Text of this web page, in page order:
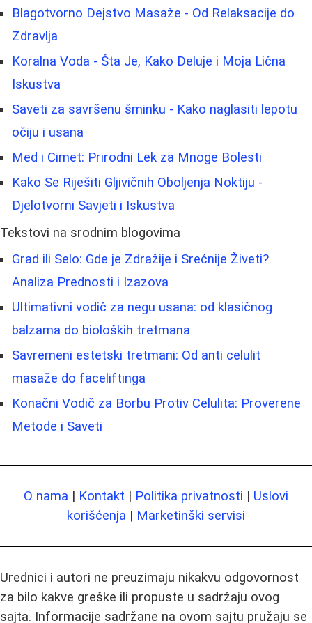
Blagotvorno Dejstvo Masaže - Od Relaksacije do
Zdravlja
Koralna Voda - Šta Je, Kako Deluje i Moja Lična
Iskustva
Saveti za savršenu šminku - Kako naglasiti lepotu
očiju i usana
Med i Cimet: Prirodni Lek za Mnoge Bolesti
Kako Se Riješiti Gljivičnih Oboljenja Noktiju -
Djelotvorni Savjeti i Iskustva
Tekstovi na srodnim blogovima
Grad ili Selo: Gde je Zdražije i Srećnije Živeti?
Analiza Prednosti i Izazova
Ultimativni vodič za negu usana: od klasičnog
balzama do bioloških tretmana
Savremeni estetski tretmani: Od anti celulit
masaže do faceliftinga
Konačni Vodič za Borbu Protiv Celulita: Proverene
Metode i Saveti
O nama | Kontakt | Politika privatnosti | Uslovi
korišćenja | Marketinški servisi
Urednici i autori ne preuzimaju nikakvu odgovornost
za bilo kakve greške ili propuste u sadržaju ovog
sajta. Informacije sadržane na ovom sajtu pružaju se